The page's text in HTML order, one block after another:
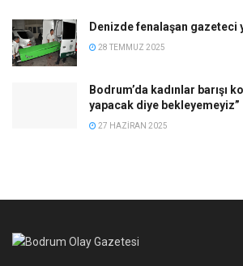
Denizde fenalaşan gazeteci
28 TEMMUZ 2025
Bodrum’da kadınlar barışı
yapacak diye bekleyemeyiz”
27 HAZIRAN 2025